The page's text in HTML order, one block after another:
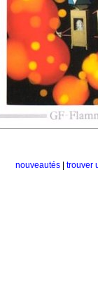
nouveautés |trouver